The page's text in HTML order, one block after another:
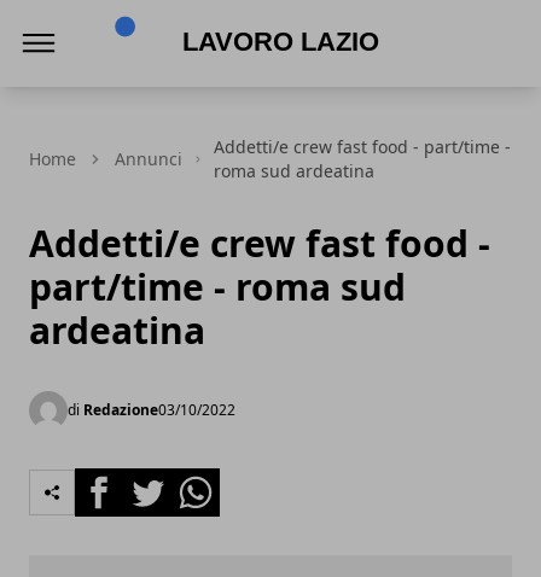
Home Annunci
Addetti/e crew fast food - part/time -
roma sud ardeatina
Addetti/e crew fast food -
part/time - roma sud
ardeatina
di Redazione03/10/2022
FacebookTwitterWhatsapp